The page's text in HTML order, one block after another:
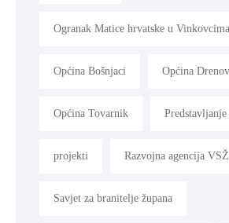
Ogranak Matice hrvatske u Vinkovcima
Općina Bošnjaci Općina
Općina Tovarnik
projekti Razvojna agencija VSŽ
Savjet za branitelje župana